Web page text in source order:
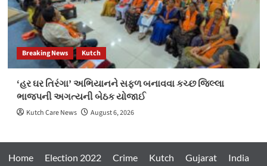
Breaking News Kutch
‘હર ઘર તિરંગા’ અભિયાનને સફળ બનાવવા કચ્છ જિલ્લા
ભાજપની અગત્યની બેઠક યોજાઈ
Kutch Care News August 6, 2026
Home Election 2022 Crime Kutch Gujarat
India